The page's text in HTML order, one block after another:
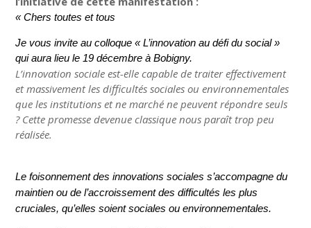
« Chers toutes et tous
Je vous invite au colloque « L’innovation au défi du social »
qui aura lieu le 19 décembre à Bobigny.
L’innovation sociale est-elle capable de traiter effectivement
et massivement les difficultés sociales ou environnementales
que les institutions et ne marché ne peuvent répondre seuls
? Cette promesse devenue classique nous paraît trop peu
réalisée.
Le foisonnement des innovations sociales s’accompagne du
maintien ou de l’accroissement des difficultés les plus
cruciales, qu’elles soient sociales ou environnementales.